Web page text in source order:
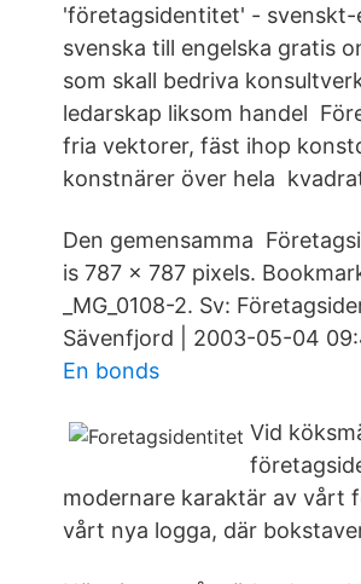
'företagsidentitet' -
svenska till engelska gratis
som skall bedriva
ledarskap liksom handel
fria vektorer, fäst ihop
konstnärer över hela
Den gemensamma
is 787 × 787 pixels.
_MG_0108-2. Sv:
Sävenfjord | 2003-05-04
En bonds
Vid
modernare karaktär av vårt
vårt nya logga, där